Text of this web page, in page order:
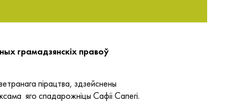
грамадзянскіх правоў
пірацтва, здзейснены
яго спадарожніцы Сафіі Сапегі.